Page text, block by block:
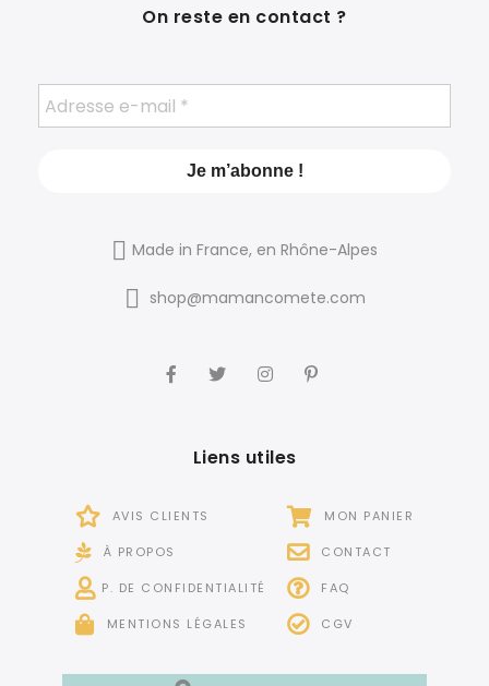
On reste en contact ?
Made in France, en Rhône-Alpes
shop@mamancomete.com
Liens utiles
AVIS CLIENTS
À PROPOS
P. DE CONFIDENTIALITÉ
MENTIONS LÉGALES
MON PANIER
CONTACT
FAQ
CGV